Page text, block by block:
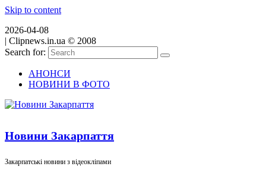
Skip to content
2026-04-08
| Clipnews.in.ua © 2008
Search for:
АНОНСИ
НОВИНИ В ФОТО
Новини Закарпаття
Закарпатські новини з відеокліпами